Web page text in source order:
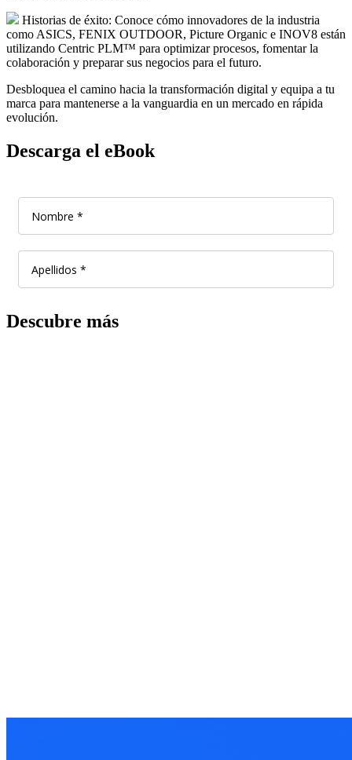
Historias de éxito: Conoce cómo innovadores de la industria
como ASICS, FENIX OUTDOOR, Picture Organic e INOV8 están
utilizando Centric PLM™ para optimizar procesos, fomentar la
colaboración y preparar sus negocios para el futuro.
Desbloquea el camino hacia la transformación digital y equipa a tu
marca para mantenerse a la vanguardia en un mercado en rápida
evolución.
Descarga el eBook
Descubre más